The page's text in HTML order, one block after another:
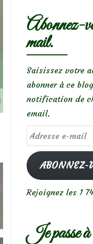
Abonnez-
mail.
Saisissez votre
abonner à ce
notification de
email.
Adresse
e-
mailABONNEZ-
Rejoignez les 1
Je passe à